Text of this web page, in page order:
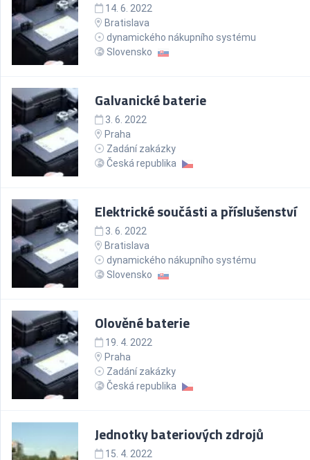
14. 6. 2022
Bratislava
dynamického nákupního systému
Slovensko
Galvanické baterie
3. 6. 2022
Praha
Zadání zakázky
Česká republika
Elektrické součásti a příslušenství
3. 6. 2022
Bratislava
dynamického nákupního systému
Slovensko
Olověné baterie
19. 4. 2022
Praha
Zadání zakázky
Česká republika
Jednotky bateriových zdrojů
15. 4. 2022